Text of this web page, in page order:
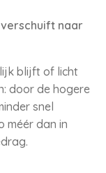
naar
blijft of licht
door de hogere
snel
méér dan in